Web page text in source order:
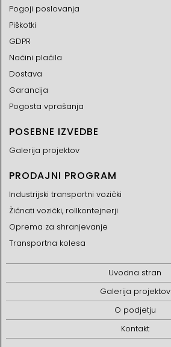
Pogoji poslovanja
Piškotki
GDPR
Načini plačila
Dostava
Garancija
Pogosta vprašanja
POSEBNE IZVEDBE
Galerija projektov
PRODAJNI PROGRAM
Industrijski transportni vozički
Žičnati vozički, rollkontejnerji
Oprema za shranjevanje
Transportna kolesa
Uvodna stran
Galerija projektov
O podjetju
Kontakt